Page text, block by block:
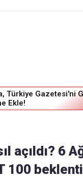
Türkiye Gazetesi'ni
Ekle!
açıldı? 6
100